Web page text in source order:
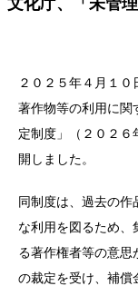
文化庁、「未管
２０２５年４月１
著作物等の利用に関
定制度」（２０２
開しました。
同制度は、過去の
な利用を図るため
る著作権者等の意思
の裁定を受け、補償